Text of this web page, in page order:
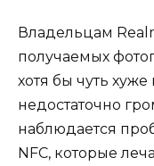
Владельцам
получаемых
хотя бы чуть
недостаточно
наблюдается
NFC, которые